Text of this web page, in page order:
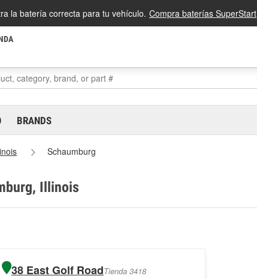
la batería correcta para tu vehículo. Compra baterías SuperStart
BRANDS
Schaumburg
Illinois
38 East Golf RoadTienda 3418